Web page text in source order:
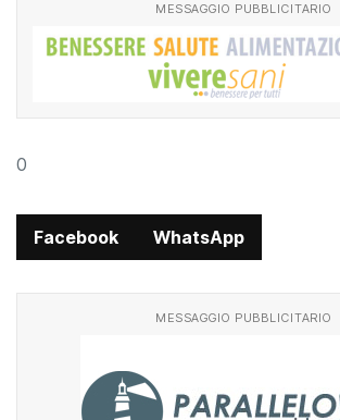
MESSAGGIO PUBBLICITARIO
0
Facebook WhatsApp
MESSAGGIO PUBBLICITARIO